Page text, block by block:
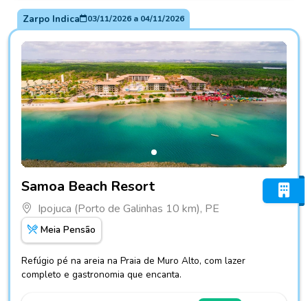
Zarpo Indica 03/11/2026a 04/11/2026
Samoa Beach Resort
Ipojuca (Porto de Galinhas 10 km), PE
Meia Pensão
Refúgio pé na areia na Praia de Muro Alto, com lazer
completo e gastronomia que encanta.